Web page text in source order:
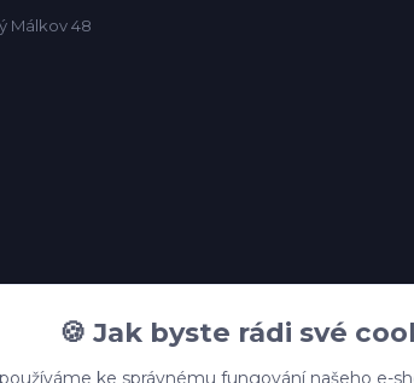
Málkov 48
🍪 Jak byste rádi své
ke správnému fungování našeho e-